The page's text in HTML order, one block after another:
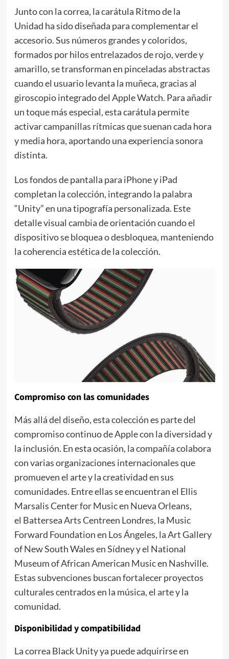
Junto con la correa, la carátula Ritmo de la
Unidad ha sido diseñada para complementar el
accesorio. Sus números grandes y coloridos,
formados por hilos entrelazados de rojo, verde y
amarillo, se transforman en pinceladas abstractas
cuando el usuario levanta la muñeca, gracias al
giroscopio integrado del Apple Watch. Para añadir
un toque más especial, esta carátula permite
activar campanillas rítmicas que suenan cada hora
y media hora, aportando una experiencia sonora
distinta.
Los fondos de pantalla para iPhone y iPad
completan la colección, integrando la palabra
“Unity” en una tipografía personalizada. Este
detalle visual cambia de orientación cuando el
dispositivo se bloquea o desbloquea, manteniendo
la coherencia estética de la colección.
Compromiso con las comunidades
Más allá del diseño, esta colección es parte del
compromiso continuo de Apple con la diversidad y
la inclusión. En esta ocasión, la compañía colabora
con varias organizaciones internacionales que
promueven el arte y la creatividad en sus
comunidades. Entre ellas se encuentran el Ellis
Marsalis Center for Music en Nueva Orleans,
el Battersea Arts Centreen Londres, la Music
Forward Foundation en Los Ángeles, la Art Gallery
of New South Wales en Sídney y el National
Museum of African American Music en Nashville.
Estas subvenciones buscan fortalecer proyectos
culturales centrados en la música, el arte y la
comunidad.
Disponibilidad y compatibilidad
La correa Black Unity ya puede adquirirse en